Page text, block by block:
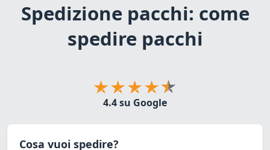
Spedizione pacchi: come
spedire pacchi
4.4 su Google
Cosa vuoi spedire?